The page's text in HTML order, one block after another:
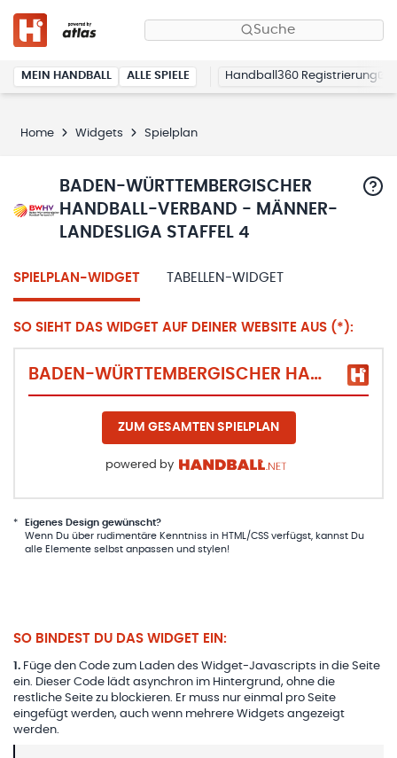
Suche
MEIN HANDBALL ALLE SPIELE Handball360 Registrierung
Home Widgets Spielplan
BADEN-WÜRTTEMBERGISCHER
HANDBALL-VERBAND - MÄNNER-
LANDESLIGA STAFFEL 4
SPIELPLAN-WIDGET TABELLEN-WIDGET
SO SIEHT DAS WIDGET AUF DEINER WEBSITE AUS (*):
BADEN-WÜRTTEMBERGISCHER HANDBALL-VERBAND - MÄNNER-LANDESLIGA STAFFEL 4
ZUM GESAMTEN SPIELPLAN
powered by
*
Eigenes Design gewünscht?
Wenn Du über rudimentäre Kenntniss in HTML/CSS verfügst, kannst Du
alle Elemente selbst anpassen und stylen!
SO BINDEST DU DAS WIDGET EIN:
1 . Füge den Code zum Laden des Widget-Javascripts in die Seite
ein. Dieser Code lädt asynchron im Hintergrund, ohne die
restliche Seite zu blockieren. Er muss nur einmal pro Seite
eingefügt werden, auch wenn mehrere Widgets angezeigt
werden.